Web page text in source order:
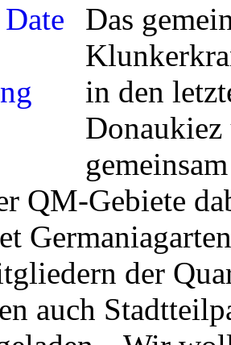
Das
in den
QM-Gebiete
der
auch